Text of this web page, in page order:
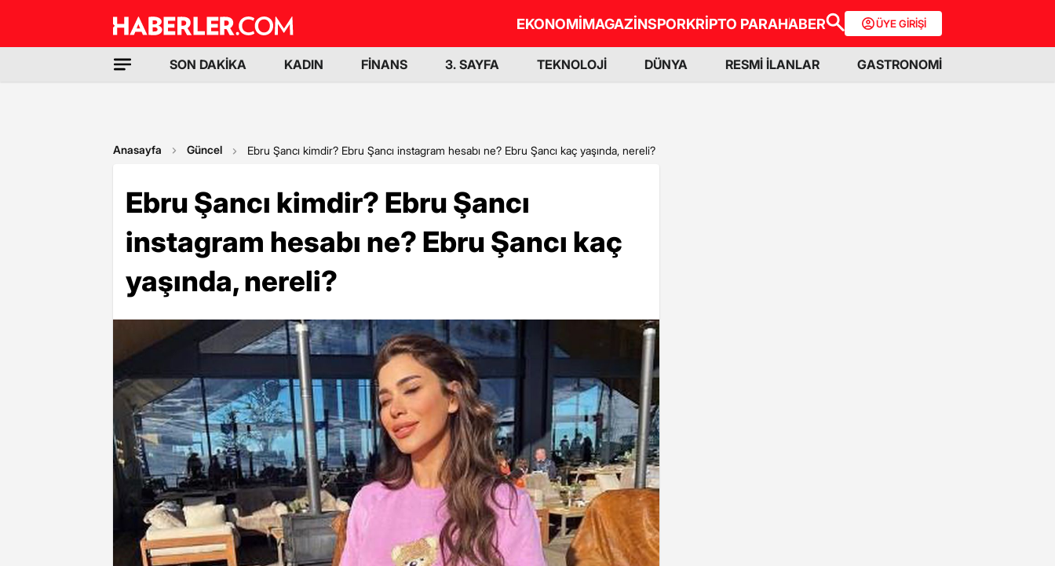
EKONOMİMAGAZİNSPORKRİPTO PARAHABER ÜYE GİRİŞİ
SON DAKİKA KADIN FİNANS 3. SAYFA TEKNOLOJİ DÜNYA RESMİ İLANLAR GASTRONOMİ
Anasayfa Güncel Ebru Şancı kimdir? Ebru Şancı instagram hesabı ne? Ebru Şancı kaç yaşında, nereli?
Ebru Şancı kimdir? Ebru Şancı
instagram hesabı ne? Ebru Şancı kaç
yaşında, nereli?